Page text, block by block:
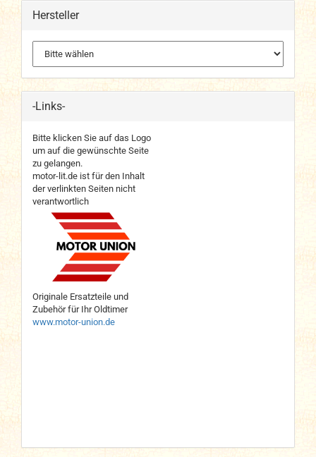
Hersteller
-Links-
Bitte klicken Sie auf das Logo
um auf die gewünschte Seite
zu gelangen.
motor-lit.de ist für den Inhalt
der verlinkten Seiten nicht
verantwortlich
Originale Ersatzteile und
Zubehör für Ihr Oldtimer
www.motor-union.de